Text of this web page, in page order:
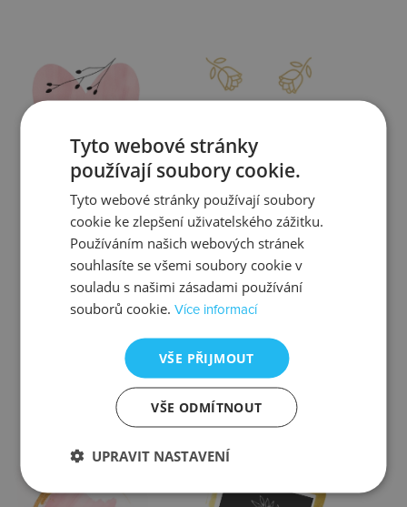
Slevy
Zjistit více
Doprava
Zjistit více
Kontrola
Zjistit více
Výměna
Zjistit více
Tyto webové stránky
používají soubory cookie.
Tyto webové stránky používají soubory
cookie ke zlepšení uživatelského zážitku.
Používáním našich webových stránek
souhlasíte se všemi soubory cookie v
souladu s našimi zásadami používání
souborů cookie.Více informací
VŠE PŘIJMOUT
VŠE ODMÍTNOUT
UPRAVIT NASTAVENÍ